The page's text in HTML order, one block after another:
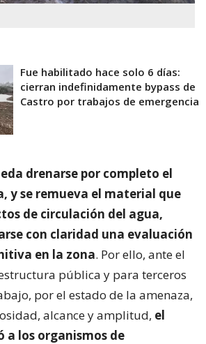
Fue habilitado hace solo 6 días:
cierran indefinidamente bypass de
Castro por trabajos de emergencia
drenarse por completo el
y se remueva el material que
de circulación del agua,
con claridad una evaluación
en la zona. Por ello, ante el
pública y para terceros
por el estado de la amenaza,
alcance y amplitud, el
a los organismos de